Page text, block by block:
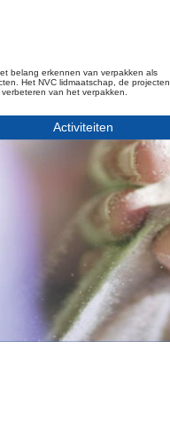
belang erkennen van verpakken als
Het NVC lidmaatschap, de projecten,
van het verpakken.
Activiteiten